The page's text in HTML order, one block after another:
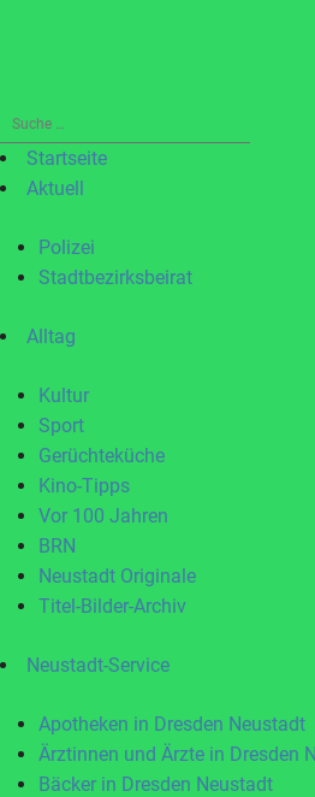
Suche
nach:Startseite
Aktuell
Polizei
Stadtbezirksbeirat
Alltag
Kultur
Sport
Gerüchteküche
Kino-Tipps
Vor 100 Jahren
BRN
Neustadt Originale
Titel-Bilder-Archiv
Neustadt-Service
Apotheken in Dresden Neustadt
Ärztinnen und Ärzte in Dresden
Bäcker in Dresden Neustadt